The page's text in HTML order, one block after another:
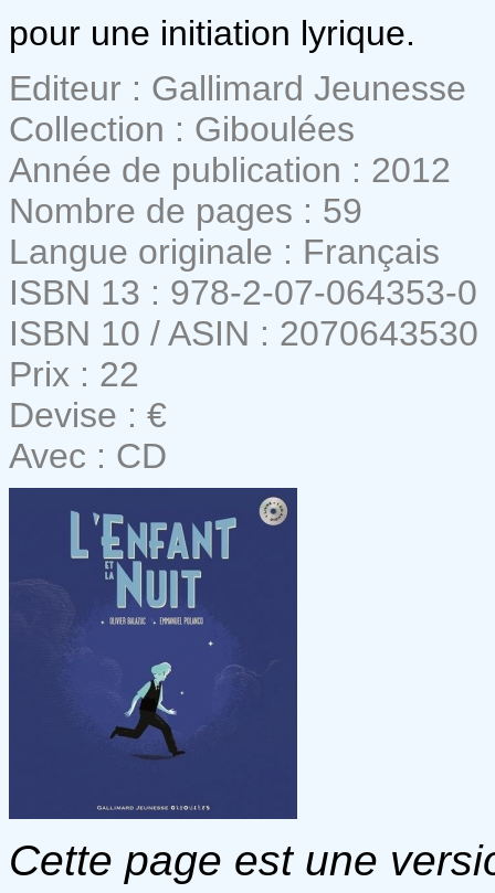
pour une initiation lyrique.
Editeur : Gallimard Jeunesse
Collection : Giboulées
Année de publication : 2012
Nombre de pages : 59
Langue originale : Français
ISBN 13 : 978-2-07-064353-0
ISBN 10 / ASIN : 2070643530
Prix : 22
Devise : €
Avec : CD
Cette page est une